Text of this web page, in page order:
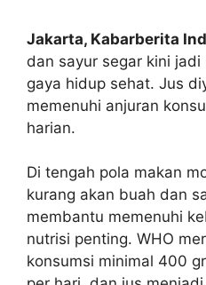
Jakarta, Kabarberita
dan sayur segar kini
gaya hidup sehat. Jus
memenuhi anjuran
harian.
Di tengah pola makan
kurang akan buah dan
membantu memenuhi
nutrisi penting. WHO
konsumsi minimal 400